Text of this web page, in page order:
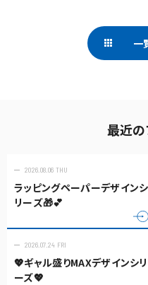
一
最近
2026.08.06 THU
ラッピングペーパーデザインシ
リーズ🎁💕
2026.07.24 FRI
💖ギャル盛りMAXデザインシリ
ーズ💖